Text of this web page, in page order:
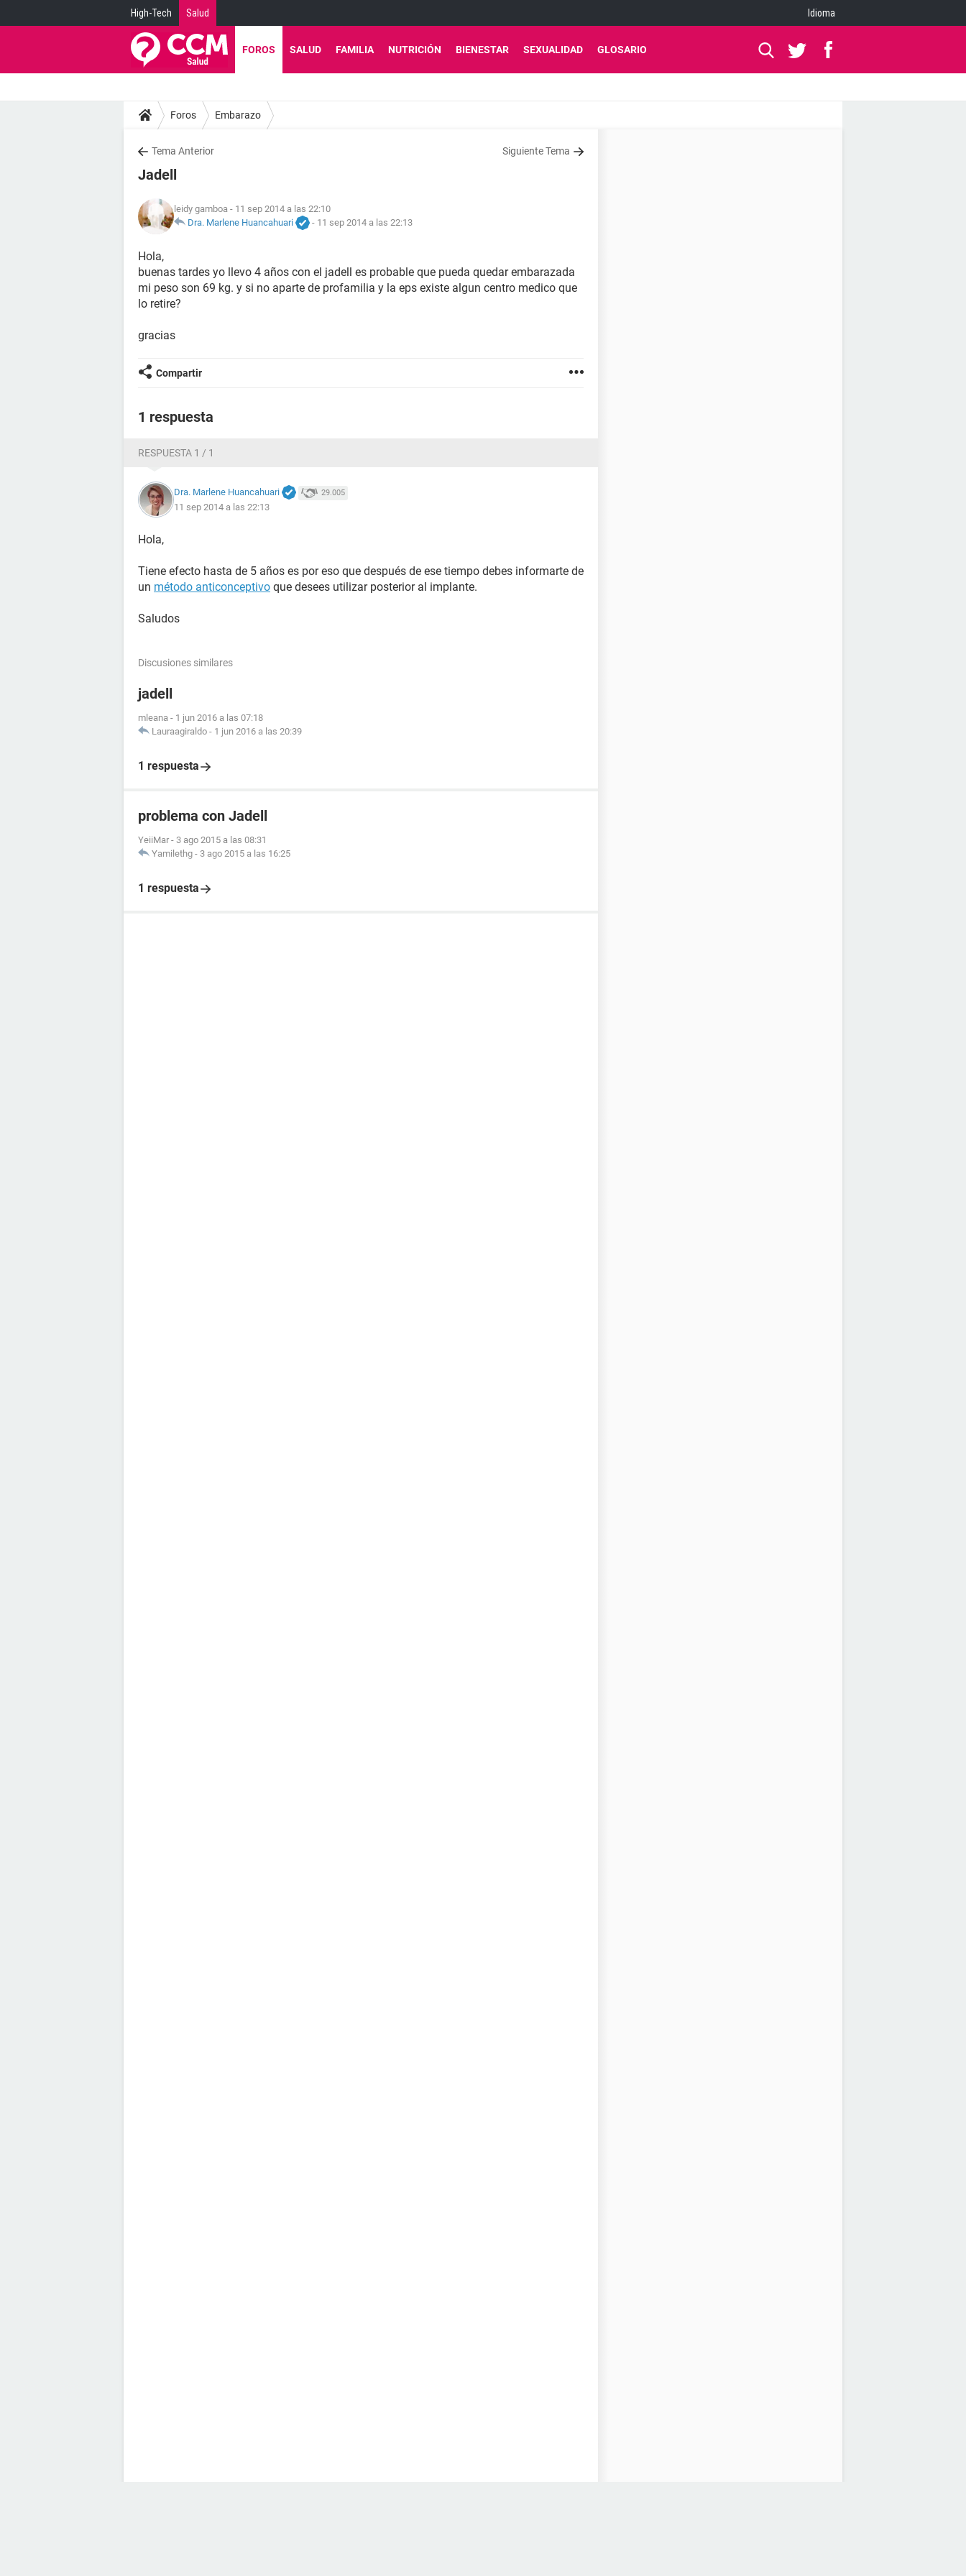
High-Tech Salud Idioma
FOROS SALUD FAMILIA NUTRICIÓN BIENESTAR SEXUALIDAD GLOSARIO
Foros Embarazo
Tema Anterior Siguiente Tema
Jadell
leidy gamboa - 11 sep 2014 a las 22:10
Dra. Marlene Huancahuari
- 11 sep 2014 a las 22:13
Hola,
buenas tardes yo llevo 4 años con el jadell es probable que pueda quedar embarazada
mi peso son 69 kg. y si no aparte de profamilia y la eps existe algun centro medico que
lo retire?
gracias
Compartir
1 respuesta
RESPUESTA 1 / 1
Dra. Marlene Huancahuari 29.005
11 sep 2014 a las 22:13
Hola,
Tiene efecto hasta de 5 años es por eso que después de ese tiempo debes informarte de
un método anticonceptivo que desees utilizar posterior al implante.
Saludos
Discusiones similares
jadell
mleana - 1 jun 2016 a las 07:18
Lauraagiraldo - 1 jun 2016 a las 20:39
1 respuesta
problema con Jadell
YeiiMar - 3 ago 2015 a las 08:31
Yamilethg - 3 ago 2015 a las 16:25
1 respuesta